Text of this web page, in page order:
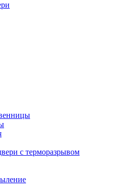
с терморазрывом